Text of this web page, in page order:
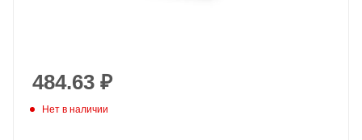
484.63 ₽
Нет в наличии